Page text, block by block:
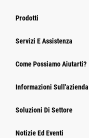
Prodotti
Servizi E Assistenza
Come Possiamo Aiutarti?
Informazioni Sull'azienda
Soluzioni Di Settore
Notizie Ed Eventi